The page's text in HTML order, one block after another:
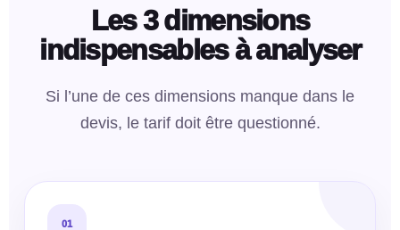
Les 3 dimensions
indispensables à analyser
Si l’une de ces dimensions manque dans le
devis, le tarif doit être questionné.
01